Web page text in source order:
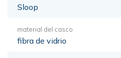
Sloop
material del casco
fibra de vidrio